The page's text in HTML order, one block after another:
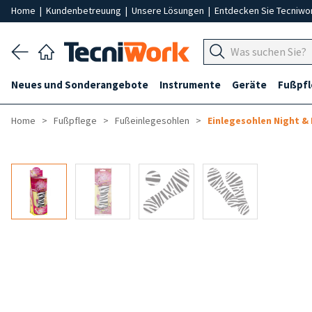
Home | Kundenbetreuung | Unsere Lösungen | Entdecken Sie
Neues und Sonderangebote Instrumente Geräte
Home Fußpflege Fußeinlegesohlen Einlegesohlen Night &